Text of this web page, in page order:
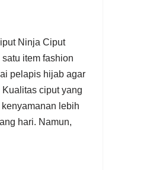
Ninja Ciput
item fashion
pelapis hijab agar
ciput yang
lebih
hari. Namun,